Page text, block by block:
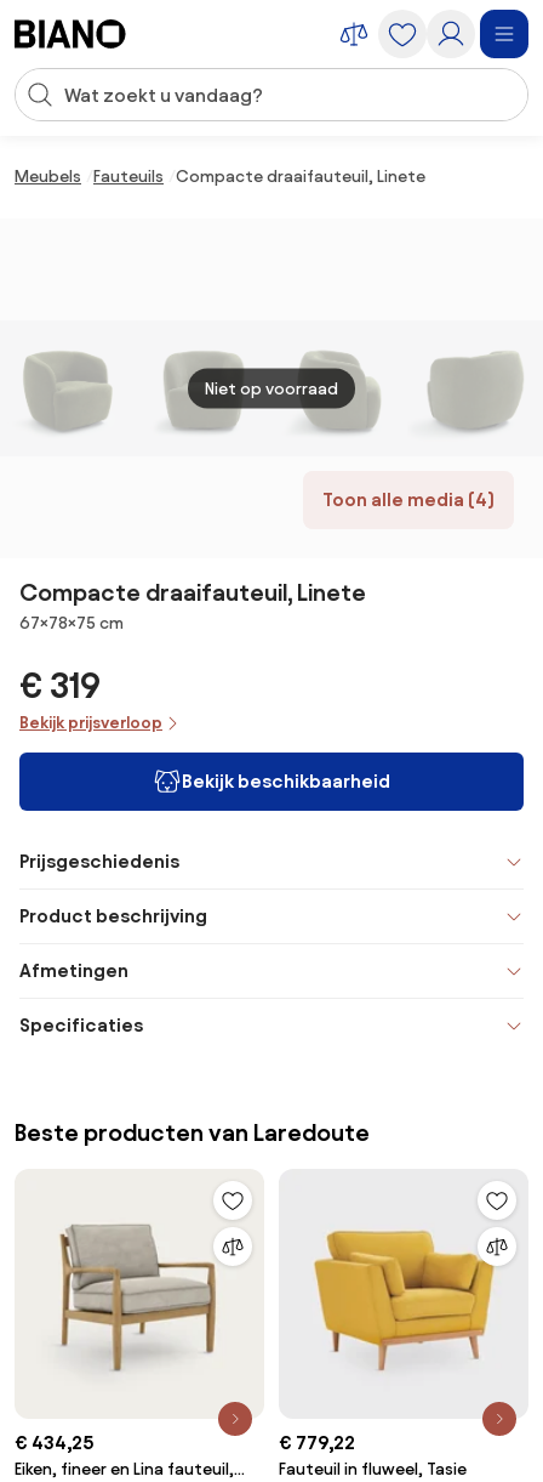
Zoekopdracht invoeren
Meubels Fauteuils Compacte draaifauteuil, Linete
Toon alle media (4)
Niet op voorraad
Compacte draaifauteuil, Linete
Afmetingen
67×78×75 cm
€ 319
Bekijk prijsverloop
Bekijk beschikbaarheid
Prijsgeschiedenis
Product beschrijving
Afmetingen
Specificaties
Beste producten van Laredoute
€ 434,25
Eiken, fineer en Lina fauteuil,
€ 779,22
Fauteuil in fluweel, Tasie